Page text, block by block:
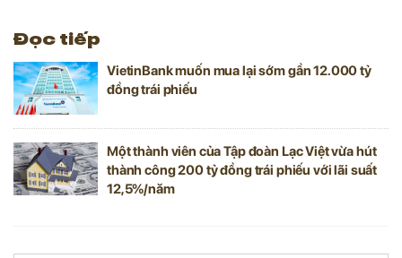
Đọc tiếp
VietinBank muốn mua lại sớm gần 12.000 tỷ
đồng trái phiếu
Một thành viên của Tập đoàn Lạc Việt vừa hút
thành công 200 tỷ đồng trái phiếu với lãi suất
12,5%/năm